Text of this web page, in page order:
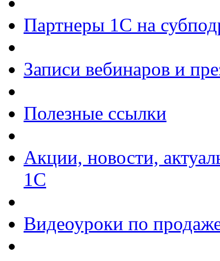
Партнеры 1С на
Записи вебинаров и
Полезные ссылки
Акции, новости,
1С
Видеоуроки по